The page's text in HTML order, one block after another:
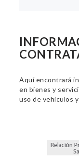
Aquí encontrará
en bienes y
uso de vehículos